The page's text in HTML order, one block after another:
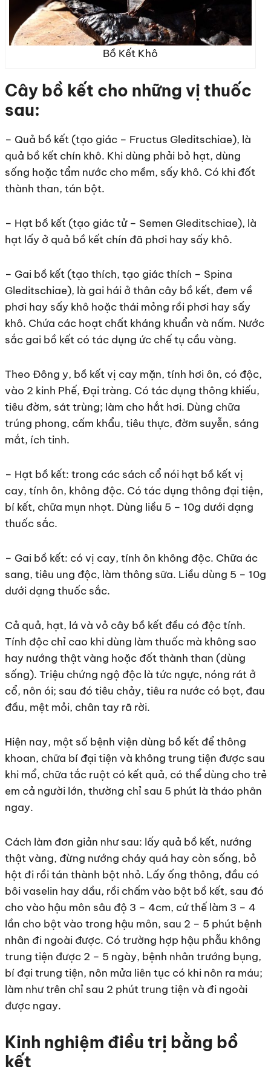
Bồ Kết Khô
Cây bồ kết cho những vị thuốc
sau:
– Quả bồ kết (tạo giác – Fructus Gleditschiae), là
quả bồ kết chín khô. Khi dùng phải bỏ hạt, dùng
sống hoặc tẩm nước cho mềm, sấy khô. Có khi đốt
thành than, tán bột.
– Hạt bồ kết (tạo giác tử – Semen Gleditschiae), là
hạt lấy ở quả bồ kết chín đã phơi hay sấy khô.
– Gai bồ kết (tạo thích, tạo giác thích – Spina
Gleditschiae), là gai hái ở thân cây bồ kết, đem về
phơi hay sấy khô hoặc thái mỏng rồi phơi hay sấy
khô. Chứa các hoạt chất kháng khuẩn và nấm. Nước
sắc gai bồ kết có tác dụng ức chế tụ cầu vàng.
Theo Đông y, bồ kết vị cay mặn, tính hơi ôn, có độc,
vào 2 kinh Phế, Đại tràng. Có tác dụng thông khiếu,
tiêu đờm, sát trùng; làm cho hắt hơi. Dùng chữa
trúng phong, cấm khẩu, tiêu thực, đờm suyễn, sáng
mắt, ích tinh.
– Hạt bồ kết: trong các sách cổ nói hạt bồ kết vị
cay, tính ôn, không độc. Có tác dụng thông đại tiện,
bí kết, chữa mụn nhọt. Dùng liều 5 – 10g dưới dạng
thuốc sắc.
– Gai bồ kết: có vị cay, tính ôn không độc. Chữa ác
sang, tiêu ung độc, làm thông sữa. Liều dùng 5 – 10g
dưới dạng thuốc sắc.
Cả quả, hạt, lá và vỏ cây bồ kết đều có độc tính.
Tính độc chỉ cao khi dùng làm thuốc mà không sao
hay nướng thật vàng hoặc đốt thành than (dùng
sống). Triệu chứng ngộ độc là tức ngực, nóng rát ở
cổ, nôn ói; sau đó tiêu chảy, tiêu ra nước có bọt, đau
đầu, mệt mỏi, chân tay rã rời.
Hiện nay, một số bệnh viện dùng bồ kết để thông
khoan, chữa bí đại tiện và không trung tiện được sau
khi mổ, chữa tắc ruột có kết quả, có thể dùng cho trẻ
em cả người lớn, thường chỉ sau 5 phút là tháo phân
ngay.
Cách làm đơn giản như sau: lấy quả bồ kết, nướng
thật vàng, đừng nướng cháy quá hay còn sống, bỏ
hột đi rồi tán thành bột nhỏ. Lấy ống thông, đầu có
bôi vaselin hay dầu, rồi chấm vào bột bồ kết, sau đó
cho vào hậu môn sâu độ 3 – 4cm, cứ thế làm 3 – 4
lần cho bột vào trong hậu môn, sau 2 – 5 phút bệnh
nhân đi ngoài được. Có trường hợp hậu phẫu không
trung tiện được 2 – 5 ngày, bệnh nhân trướng bụng,
bí đại trung tiện, nôn mửa liên tục có khi nôn ra máu;
làm như trên chỉ sau 2 phút trung tiện và đi ngoài
được ngay.
Kinh nghiệm điều trị bằng bồ
kết